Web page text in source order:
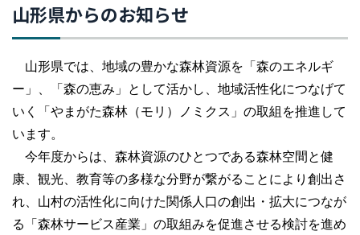
山形県からのお知らせ
山形県では、地域の豊かな森林資源を「森のエネルギ
ー」、「森の恵み」として活かし、地域活性化につなげて
いく「やまがた森林（モリ）ノミクス」の取組を推進して
います。
今年度からは、森林資源のひとつである森林空間と健
康、観光、教育等の多様な分野が繋がることにより創出さ
れ、山村の活性化に向けた関係人口の創出・拡大につなが
る「森林サービス産業」の取組みを促進させる検討を進め